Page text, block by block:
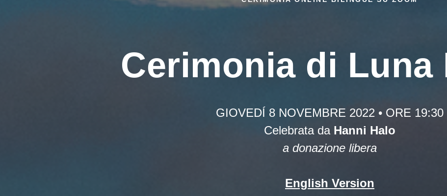
Cerimonia di Luna
GIOVEDÍ 8 NOVEMBRE 2022 • ORE 19:30
Celebrata da Hanni Halo
a donazione libera
English Version